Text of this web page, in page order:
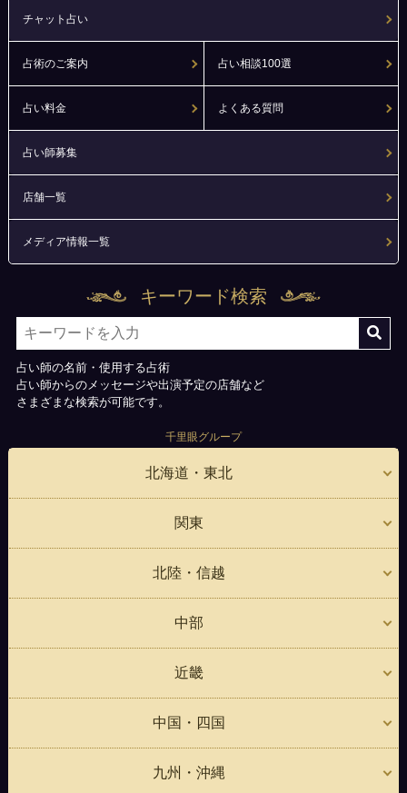
チャット占い
占術のご案内 占い相談100選
占い料金 よくある質問
占い師募集
店舗一覧
メディア情報一覧
キーワード検索
占い師の名前・使用する占術
占い師からのメッセージや出演予定の店舗など
さまざまな検索が可能です。
千里眼グループ
北海道・東北
関東
北陸・信越
中部
近畿
中国・四国
九州・沖縄